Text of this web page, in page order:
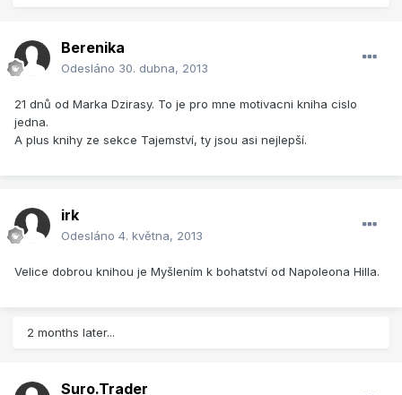
Berenika
Odesláno 30. dubna, 2013
21 dnů od Marka Dzirasy. To je pro mne motivacni kniha cislo
jedna.
A plus knihy ze sekce Tajemství, ty jsou asi nejlepší.
irk
Odesláno 4. května, 2013
Velice dobrou knihou je Myšlením k bohatství od Napoleona Hilla.
2 months later...
Suro.Trader